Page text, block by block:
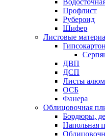
Профлист
Рубероид
Шифер
Листовые
ДВП
ДСП
Листы
ОСБ
Фанера
Облицовочная
Бордюры,
Напольная